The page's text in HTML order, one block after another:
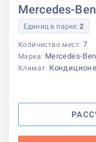
Mercedes-
Единиц в парке:2
Количество мест: 7
Марка: Mercedes-
Климат: